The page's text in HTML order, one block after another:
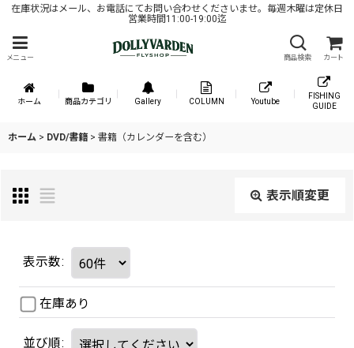
在庫状況はメール、お電話にてお問い合わせくださいませ。毎週木曜は定休日
営業時間11:00-19:00迄
メニュー 商品検索 カート
ホーム 商品カテゴリ Gallery COLUMN Youtube
FISHING
GUIDE
ホーム > DVD/書籍 > 書籍（カレンダーを含む）
表示順変更
表示数:
在庫あり
並び順: